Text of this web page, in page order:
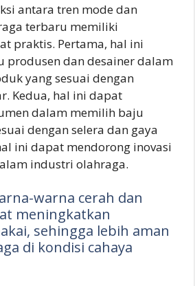
antara tren mode dan
terbaru memiliki
praktis. Pertama, hal ini
produsen dan desainer dalam
yang sesuai dengan
Kedua, hal ini dapat
dalam memilih baju
dengan selera dan gaya
ini dapat mendorong inovasi
industri olahraga.
warna cerah dan
meningkatkan
sehingga lebih aman
di kondisi cahaya